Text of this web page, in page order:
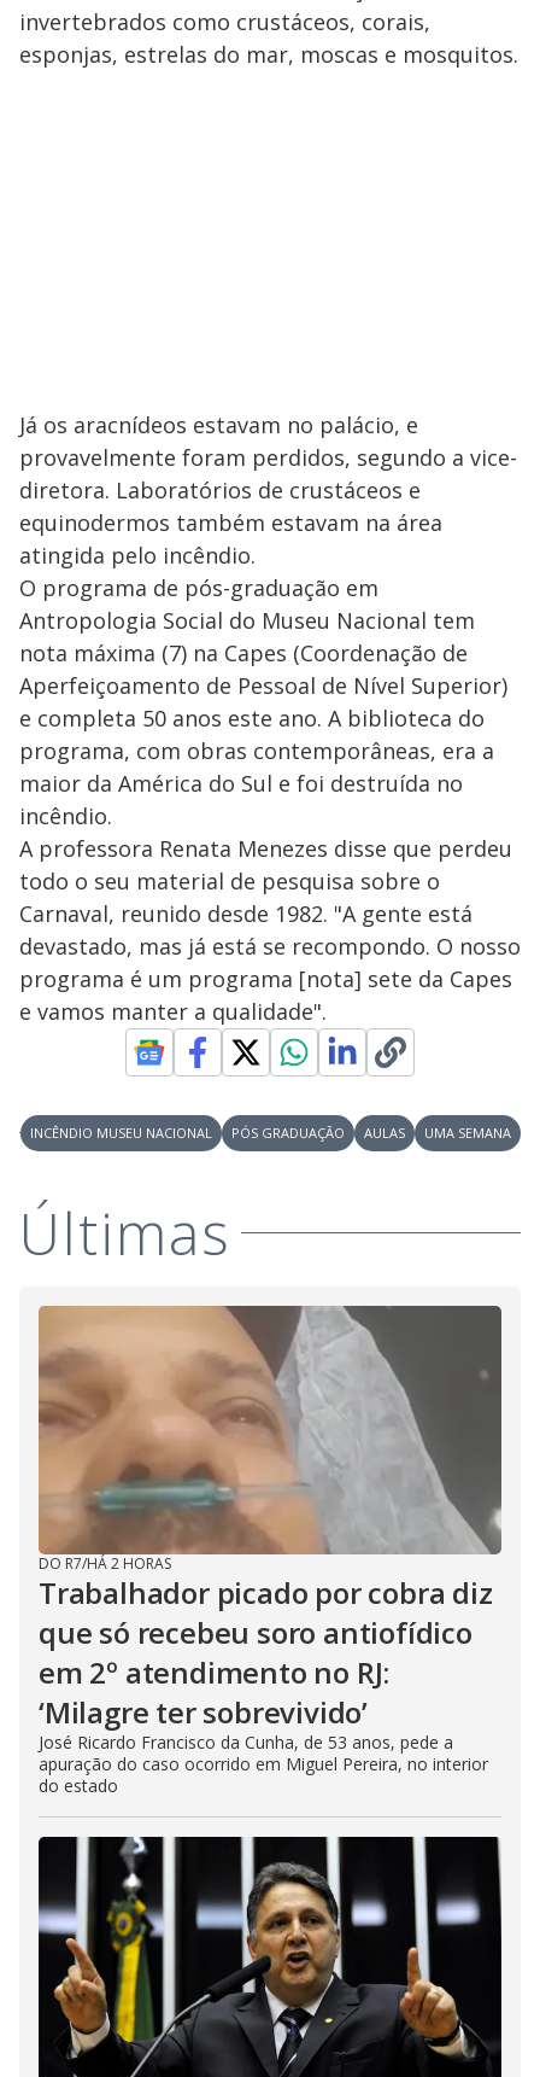
invertebrados como crustáceos, corais,
esponjas, estrelas do mar, moscas e mosquitos.
Já os aracnídeos estavam no palácio, e
provavelmente foram perdidos, segundo a vice-
diretora. Laboratórios de crustáceos e
equinodermos também estavam na área
atingida pelo incêndio.
O programa de pós-graduação em
Antropologia Social do Museu Nacional tem
nota máxima (7) na Capes (Coordenação de
Aperfeiçoamento de Pessoal de Nível Superior)
e completa 50 anos este ano. A biblioteca do
programa, com obras contemporâneas, era a
maior da América do Sul e foi destruída no
incêndio.
A professora Renata Menezes disse que perdeu
todo o seu material de pesquisa sobre o
Carnaval, reunido desde 1982. "A gente está
devastado, mas já está se recompondo. O nosso
programa é um programa [nota] sete da Capes
e vamos manter a qualidade".
INCÊNDIO MUSEU NACIONAL PÓS GRADUAÇÃO AULAS UMA SEMANA
Últimas
DO R7/HÁ 2 HORAS
Trabalhador picado por cobra diz
que só recebeu soro antiofídico
em 2º atendimento no RJ:
‘Milagre ter sobrevivido’
José Ricardo Francisco da Cunha, de 53 anos, pede a
apuração do caso ocorrido em Miguel Pereira, no interior
do estado